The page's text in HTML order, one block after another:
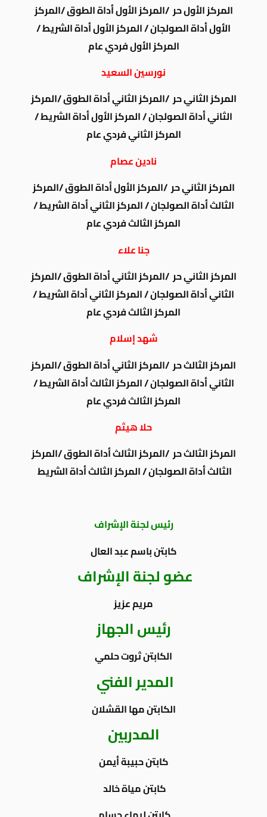
المركز الأول حر /المركز الأول أداة الطوق /المركز
الأول أداة الصولجان / المركز الأول أداة الشريط /
المركز الأول فردي عام
نورسين السعيد
المركز الثاني حر /المركز الثاني أداة الطوق /المركز
الثاني أداة الصولجان / المركز الأول أداة الشريط /
المركز الثاني فردي عام
نادين عصام
المركز الثاني حر /المركز الأول أداة الطوق /المركز
الثالث أداة الصولجان / المركز الثاني أداة الشريط /
المركز الثالث فردي عام
جنا علاء
المركز الثاني حر /المركز الثاني أداة الطوق /المركز
الثاني أداة الصولجان / المركز الثاني أداة الشريط /
المركز الثالث فردي عام
شهد إسلام
المركز الثالث حر /المركز الثاني أداة الطوق /المركز
الثاني أداة الصولجان / المركز الثالث أداة الشريط /
المركز الثالث فردي عام
حلا هيثم
المركز الثالث حر /المركز الثالث أداة الطوق /المركز
الثالث أداة الصولجان / المركز الثالث أداة الشريط
رئيس لجنة الإشراف
كابتن باسم عبد العال
عضو لجنة الإشراف
مريمعزيز
رئيس الجهاز
الكابتن ثروت حلمي
المدير الفني
الكابتن مها القشلان
المدربين
كابتن حبيبة أيمن
كابتن مياة خالد